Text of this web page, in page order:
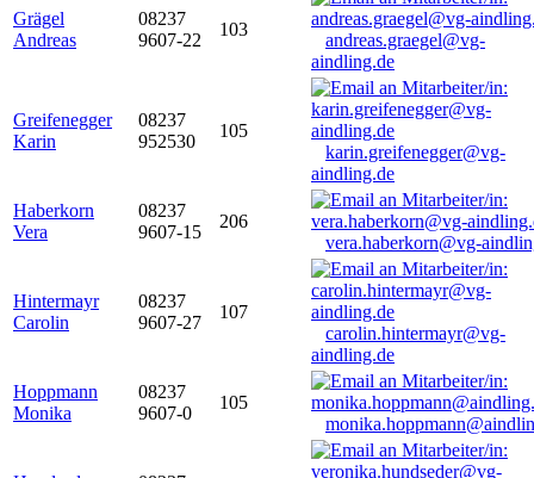
Grägel
Andreas
08237
9607-22
103
andreas.graegel@vg-
aindling.de
Greifenegger
Karin
08237
952530
105
karin.greifenegger@vg-
aindling.de
Haberkorn
Vera
08237
9607-15
206
vera.haberkorn@vg-
Hintermayr
Carolin
08237
9607-27
107
carolin.hintermayr@vg-
aindling.de
Hoppmann
Monika
08237
9607-0
105